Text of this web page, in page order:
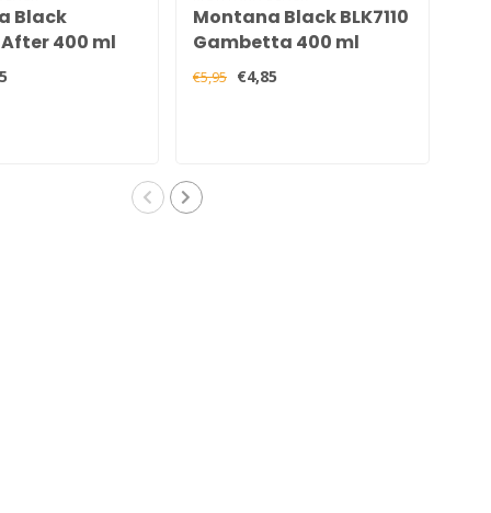
Black
After 400 ml
Montana Black BLK7110
Gambetta 400 ml
€5,95 €4,85